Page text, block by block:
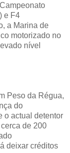
e F4
a Marina de
motorizado no
nível
Peso da Régua,
do
o actual detentor
de 200
deixar créditos